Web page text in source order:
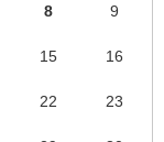
8 9
15 16
22 23